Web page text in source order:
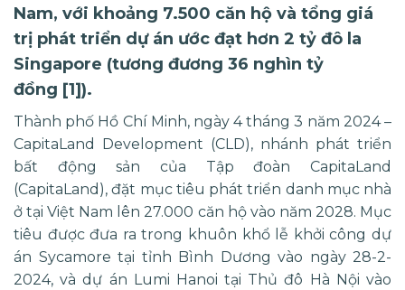
Nam, với khoảng 7.500 căn hộ và tổng giá
trị phát triển dự án ước đạt hơn 2 tỷ đô la
Singapore (tương đương 36 nghìn tỷ
đồng [1]).
Thành phố Hồ Chí Minh, ngày 4 tháng 3 năm 2024 –
CapitaLand Development (CLD), nhánh phát triển
bất động sản của Tập đoàn CapitaLand
(CapitaLand), đặt mục tiêu phát triển danh mục nhà
ở tại Việt Nam lên 27.000 căn hộ vào năm 2028. Mục
tiêu được đưa ra trong khuôn khổ lễ khởi công dự
án Sycamore tại tỉnh Bình Dương vào ngày 28-2-
2024, và dự án Lumi Hanoi tại Thủ đô Hà Nội vào